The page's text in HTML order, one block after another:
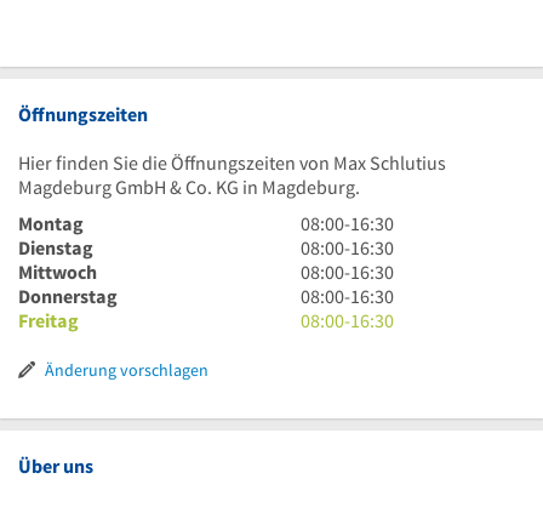
Öffnungszeiten
Hier finden Sie die Öffnungszeiten von Max Schlutius
Magdeburg GmbH & Co. KG in Magdeburg.
Montag
8
Uhr
bis
16
Uhr
08:00-16:30
Dienstag
8
Uhr
bis
16
08:00-16:30
Mittwoch
8
Uhr
bis
08:00-16:30
Donnerstag
8
Uhr
30
08:00-16:30
Freitag
8
Uhr
08:00-16:30
Änderung vorschlagen
Über uns